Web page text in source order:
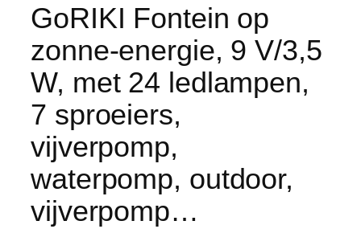
GoRIKI Fontein op
zonne-energie, 9 V/3,5
W, met 24 ledlampen,
7 sproeiers,
vijverpomp,
waterpomp, outdoor,
vijverpomp…